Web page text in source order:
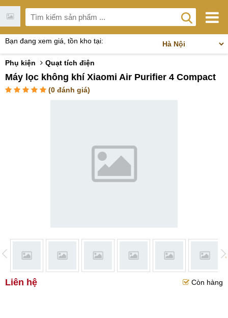
Bạn đang xem giá, tồn kho tại:
Phụ kiện Quạt tích điện
Máy lọc không khí Xiaomi Air Purifier 4 Compact
(0 đánh giá)
Liên hệ Còn hàng